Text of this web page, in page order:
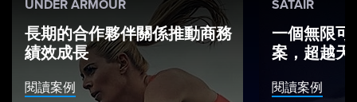
UNDER ARMOUR
長期的合作夥伴關係推動商務
績效成長
閱讀案例
SATAIR
一個無限
案，超越
閱讀案例